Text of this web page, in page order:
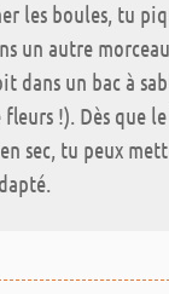
les boules, tu
un autre
dans un bac à
!). Dès que
sec, tu peux